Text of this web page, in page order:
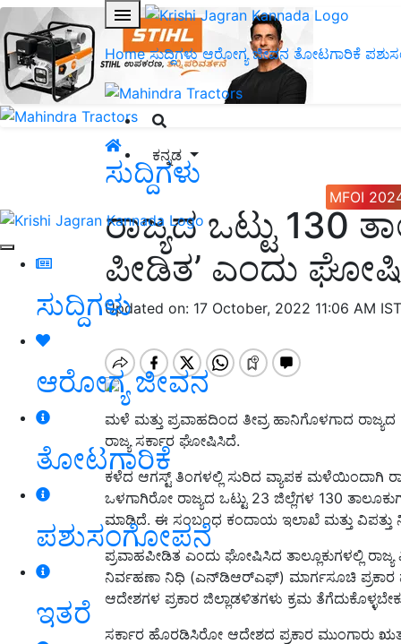
Home ಸುದ್ದಿಗಳು ಆರೋಗ್ಯ ಜೀವನ ತೋಟಗಾರಿಕೆ
ಕನ್ನಡ
MFOI
ಸುದ್ದಿಗಳು
ಆರೋಗ್ಯ ಜೀವನ
ತೋಟಗಾರಿಕೆ
ಪಶುಸಂಗೋಪನೆ
ಇತರೆ
ಸುದ್ದಿಗಳು
ರಾಜ್ಯದ ಒಟ್ಟು 130
ಪೀಡಿತ’ ಎಂದು
Updated on: 17 October, 2022 11:06 AM
ಮಳೆ ಮತ್ತು ಪ್ರವಾಹದಿಂದ ತೀವ್ರ ಹಾನಿಗೊಳಗಾದ ರಾಜ್ಯದ
ರಾಜ್ಯ ಸರ್ಕಾರ ಘೋಷಿಸಿದೆ.
ಕಳೆದ ಆಗಸ್ಟ್‌ ತಿಂಗಳಲ್ಲಿ ಸುರಿದ ವ್ಯಾಪಕ ಮಳೆಯಿಂದಾಗಿ
ಒಳಗಾಗಿರೋ ರಾಜ್ಯದ ಒಟ್ಟು 23 ಜಿಲ್ಲೆಗಳ 130
ಮಾಡಿದೆ. ಈ ಸಂಬಂಧ ಕಂದಾಯ ಇಲಾಖೆ ಮತ್ತು
ಪ್ರವಾಹಪೀಡಿತ ಎಂದು ಘೋಷಿಸಿದ ತಾಲ್ಲೂಕುಗಳಲ್ಲಿ
ನಿರ್ವಹಣಾ ನಿಧಿ (ಎನ್‌ಡಿಆರ್‌ಎಫ್‌) ಮಾರ್ಗಸೂಚಿ ಪ್ರಕಾರ
ಆದೇಶಗಳ ಪ್ರಕಾರ ಜಿಲ್ಲಾಡಳಿತಗಳು ಕ್ರಮ
ಸರ್ಕಾರ ಹೊರಡಿಸಿರೋ ಆದೇಶದ ಪ್ರಕಾರ ಮುಂಗಾರು